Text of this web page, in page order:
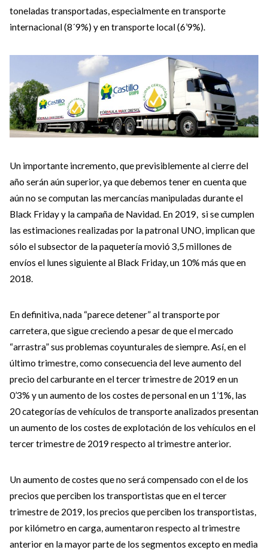
toneladas transportadas, especialmente en transporte
internacional (8´9%) y en transporte local (6’9%).
Un importante incremento, que previsiblemente al cierre del
año serán aún superior, ya que debemos tener en cuenta que
aún no se computan las mercancías manipuladas durante el
Black Friday y la campaña de Navidad. En 2019, si se cumplen
las estimaciones realizadas por la patronal UNO, implican que
sólo el subsector de la paquetería movió 3,5 millones de
envíos el lunes siguiente al Black Friday, un 10% más que en
2018.
En definitiva, nada “parece detener” al transporte por
carretera, que sigue creciendo a pesar de que el mercado
“arrastra” sus problemas coyunturales de siempre. Así, en el
último trimestre, como consecuencia del leve aumento del
precio del carburante en el tercer trimestre de 2019 en un
0’3% y un aumento de los costes de personal en un 1’1%, las
20 categorías de vehículos de transporte analizados presentan
un aumento de los costes de explotación de los vehículos en el
tercer trimestre de 2019 respecto al trimestre anterior.
Un aumento de costes que no será compensado con el de los
precios que perciben los transportistas que en el tercer
trimestre de 2019, los precios que perciben los transportistas,
por kilómetro en carga, aumentaron respecto al trimestre
anterior en la mayor parte de los segmentos excepto en media